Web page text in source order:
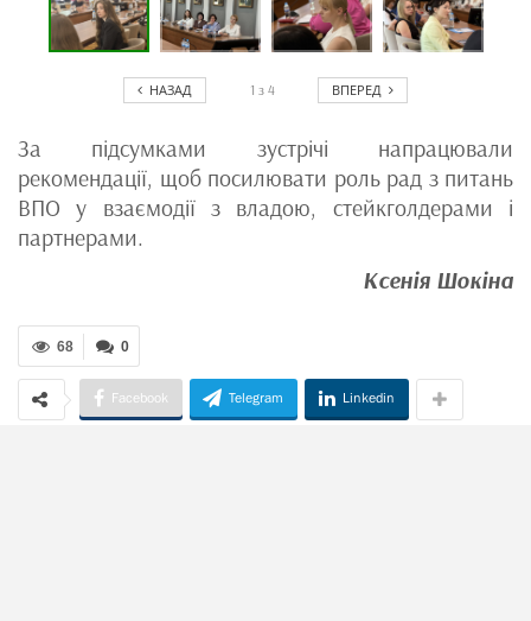
НАЗАД 1 з 4 ВПЕРЕД
За підсумками зустрічі напрацювали
рекомендації, щоб посилювати роль рад з питань
ВПО у взаємодії з владою, стейкголдерами і
партнерами.
Ксенія Шокіна
0
68
Facebook Telegram Linkedin